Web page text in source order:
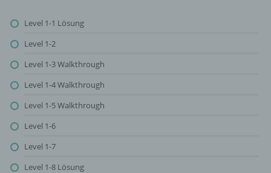
Level 1-1 Lösung
Level 1-2
Level 1-3 Walkthrough
Level 1-4 Walkthrough
Level 1-5 Walkthrough
Level 1-6
Level 1-7
Level 1-8 Lösung